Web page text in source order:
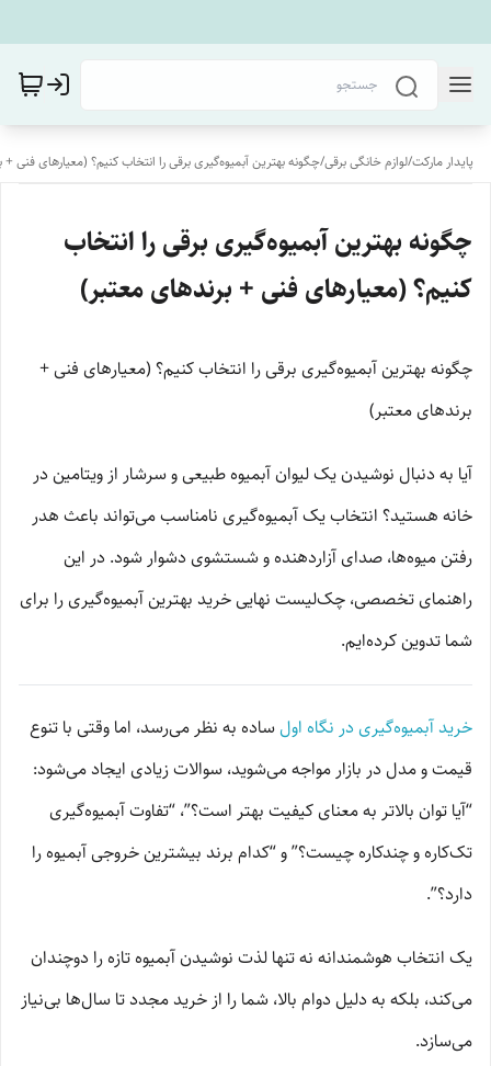
پایدار مارکت/لوازم خانگی برقی/چگونه بهترین آبمیوه‌گیری برقی را انتخاب کنیم؟ (معیارهای فنی +
چگونه بهترین آبمیوه‌گیری برقی را انتخاب
کنیم؟ (معیارهای فنی + برندهای معتبر)
چگونه بهترین آبمیوه‌گیری برقی را انتخاب کنیم؟ (معیارهای فنی +
برندهای معتبر)
آیا به دنبال نوشیدن یک لیوان آبمیوه طبیعی و سرشار از ویتامین در
خانه هستید؟ انتخاب یک آبمیوه‌گیری نامناسب می‌تواند باعث هدر
رفتن میوه‌ها، صدای آزاردهنده و شستشوی دشوار شود. در این
راهنمای تخصصی، چک‌لیست نهایی خرید بهترین آبمیوه‌گیری را برای
شما تدوین کرده‌ایم.
خرید آبمیوه‌گیری در نگاه اولساده به نظر می‌رسد، اما وقتی با تنوع
قیمت و مدل در بازار مواجه می‌شوید، سوالات زیادی ایجاد می‌شود:
“آیا توان بالاتر به معنای کیفیت بهتر است؟”، “تفاوت آبمیوه‌گیری
تک‌کاره و چندکاره چیست؟” و “کدام برند بیشترین خروجی آبمیوه را
دارد؟”.
یک انتخاب هوشمندانه نه تنها لذت نوشیدن آبمیوه تازه را دوچندان
می‌کند، بلکه به دلیل دوام بالا، شما را از خرید مجدد تا سال‌ها بی‌نیاز
می‌سازد.